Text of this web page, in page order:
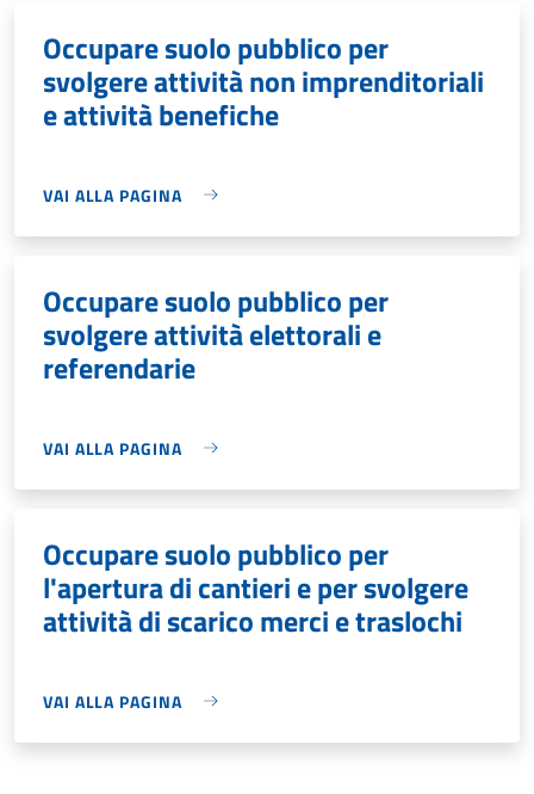
Occupare suolo pubblico per
svolgere attività non imprenditoriali
e attività benefiche
VAI ALLA PAGINA
Occupare suolo pubblico per
svolgere attività elettorali e
referendarie
VAI ALLA PAGINA
Occupare suolo pubblico per
l'apertura di cantieri e per svolgere
attività di scarico merci e traslochi
VAI ALLA PAGINA